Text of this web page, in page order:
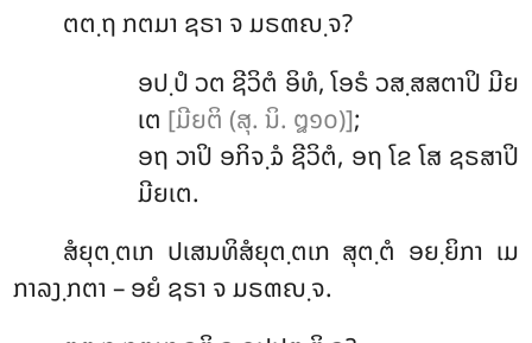
ຕຕ຺ຖ ກຕມາ ຊຣາ ຈ ມຣຓຎ຺ຈ?
ອປ຺ປໍ ວຕ ຊີວິຕໍ ອິທໍ, ໂອຣໍ ວສ຺ສສຕາປິ ມີຍ
ເຕ [ມີຍຕິ (ສຸ. ນິ. ໘໑໐)];
ອຖ ວາປິ ອກິຈ຺ຉໍ ຊີວິຕໍ, ອຖ ໂຂ ໂສ ຊຣສາປິ
ມີຍເຕ.
ສໍຍຸຕ຺ຕເກ ປເສນທິສໍຍຸຕ຺ຕເກ ສຸຕ຺ຕໍ ອຍ຺ຍິກາ ເມ
ກາລງ຺ກຕາ – ອຍໍ ຊຣາ ຈ ມຣຓຎ຺ຈ.